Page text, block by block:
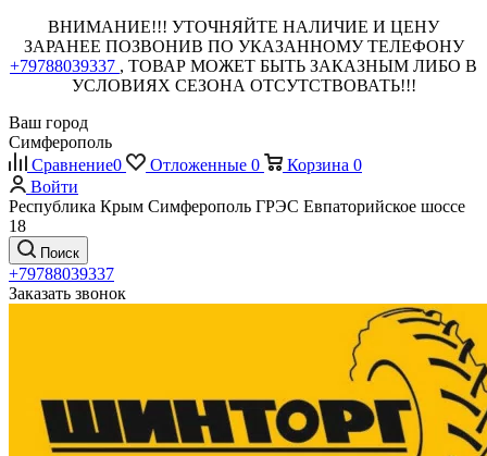
ВНИМАНИЕ!!! УТОЧНЯЙТЕ НАЛИЧИЕ И ЦЕНУ
ЗАРАНЕЕ ПОЗВОНИВ ПО УКАЗАННОМУ ТЕЛЕФОНУ
+79788039337 , ТОВАР МОЖЕТ БЫТЬ ЗАКАЗНЫМ ЛИБО В
УСЛОВИЯХ СЕЗОНА ОТСУТСТВОВАТЬ!!!
Ваш город
Симферополь
Сравнение0 Отложенные 0 Корзина 0
Войти
Республика Крым Симферополь ГРЭС Евпаторийское шоссе
18
Поиск
+79788039337
Заказать звонок